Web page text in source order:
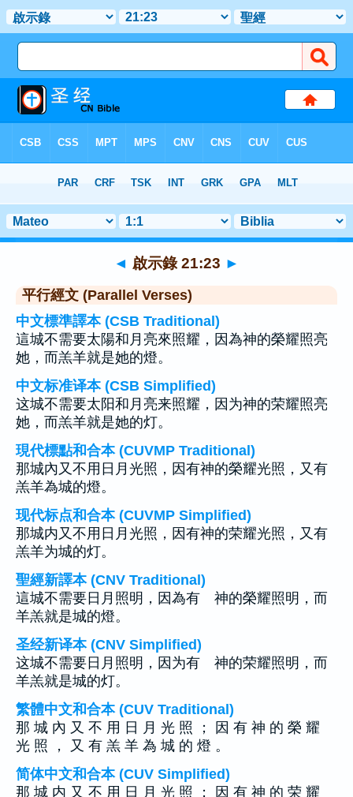
> 聖經金句 23
◄ 啟示錄 21:23 ►
平行經文 (Parallel Verses)
中文標準譯本 (CSB Traditional)
這城不需要太陽和月亮來照耀，因為神的榮耀照亮
她，而羔羊就是她的燈。
中文标准译本 (CSB Simplified)
这城不需要太阳和月亮来照耀，因为神的荣耀照亮
她，而羔羊就是她的灯。
現代標點和合本 (CUVMP Traditional)
那城內又不用日月光照，因有神的榮耀光照，又有
羔羊為城的燈。
现代标点和合本 (CUVMP Simplified)
那城内又不用日月光照，因有神的荣耀光照，又有
羔羊为城的灯。
聖經新譯本 (CNV Traditional)
這城不需要日月照明，因為有 神的榮耀照明，而
羊羔就是城的燈。
圣经新译本 (CNV Simplified)
这城不需要日月照明，因为有 神的荣耀照明，而
羊羔就是城的灯。
繁體中文和合本 (CUV Traditional)
那 城 內 又 不 用 日 月 光 照 ； 因 有 神 的 榮 耀
光 照 ， 又 有 羔 羊 為 城 的 燈 。
简体中文和合本 (CUV Simplified)
那 城 内 又 不 用 日 月 光 照 ； 因 有 神 的 荣 耀